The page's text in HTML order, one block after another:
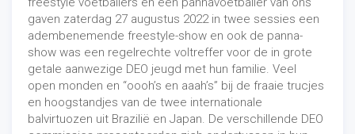
gaven zaterdag 27 augustus 2022 in twee sessies een
adembenemende freestyle-show en ook de panna-
show was een regelrechte voltreffer voor de in grote
getale aanwezige DEO jeugd met hun familie. Veel
open monden en “oooh’s en aaah’s” bij de fraaie trucjes
en hoogstandjes van de twee internationale
balvirtuozen uit Brazilië en Japan. De verschillende DEO